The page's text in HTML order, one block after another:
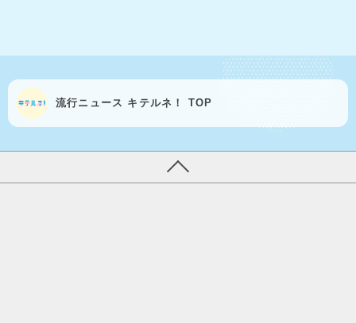
流行ニュース キテルネ！ TOP